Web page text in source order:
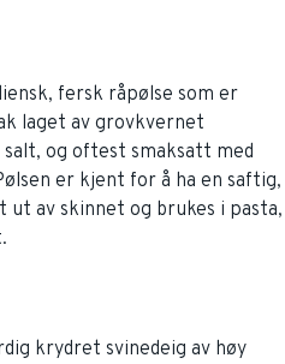
fersk råpølse som er
laget av grovkvernet
og oftest smaksatt med
er kjent for å ha en saftig,
av skinnet og brukes i pasta,
krydret svinedeig av høy